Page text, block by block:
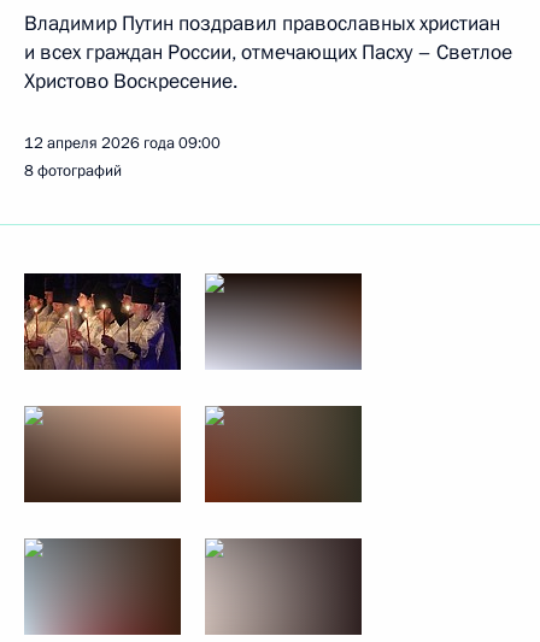
Владимир Путин поздравил православных христиан
и всех граждан России, отмечающих Пасху – Светлое
Христово Воскресение.
12 апреля 2026 года09:00
8 фотографий